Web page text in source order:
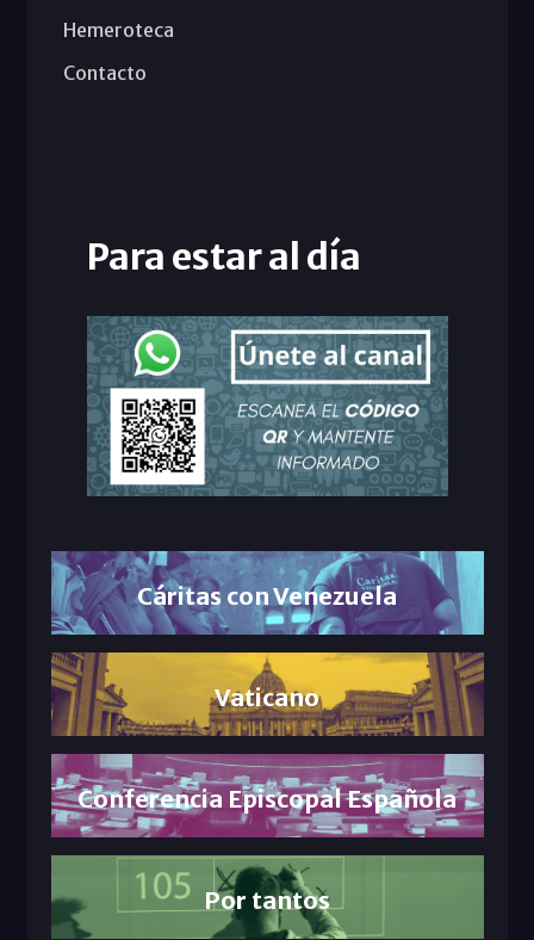
Hemeroteca
Contacto
Para estar al día
Cáritas con Venezuela
Vaticano
Conferencia Episcopal Española
Por tantos